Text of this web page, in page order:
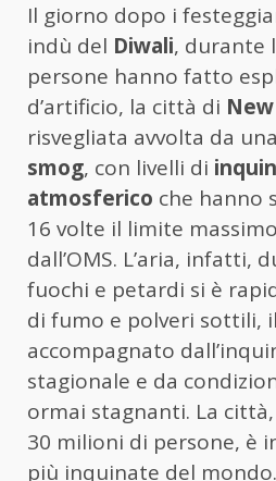
Il giorno dopo i
indù del Diwali, durante
persone hanno fatto
d’artificio, la città di
risvegliata avvolta da una
smog, con livelli di
atmosferico che hanno
16 volte il limite
dall’OMS. L’aria, infatti,
fuochi e petardi si è
di fumo e polveri sottili,
accompagnato
stagionale e da
ormai stagnanti. La
30 milioni di persone, è
più inquinate del